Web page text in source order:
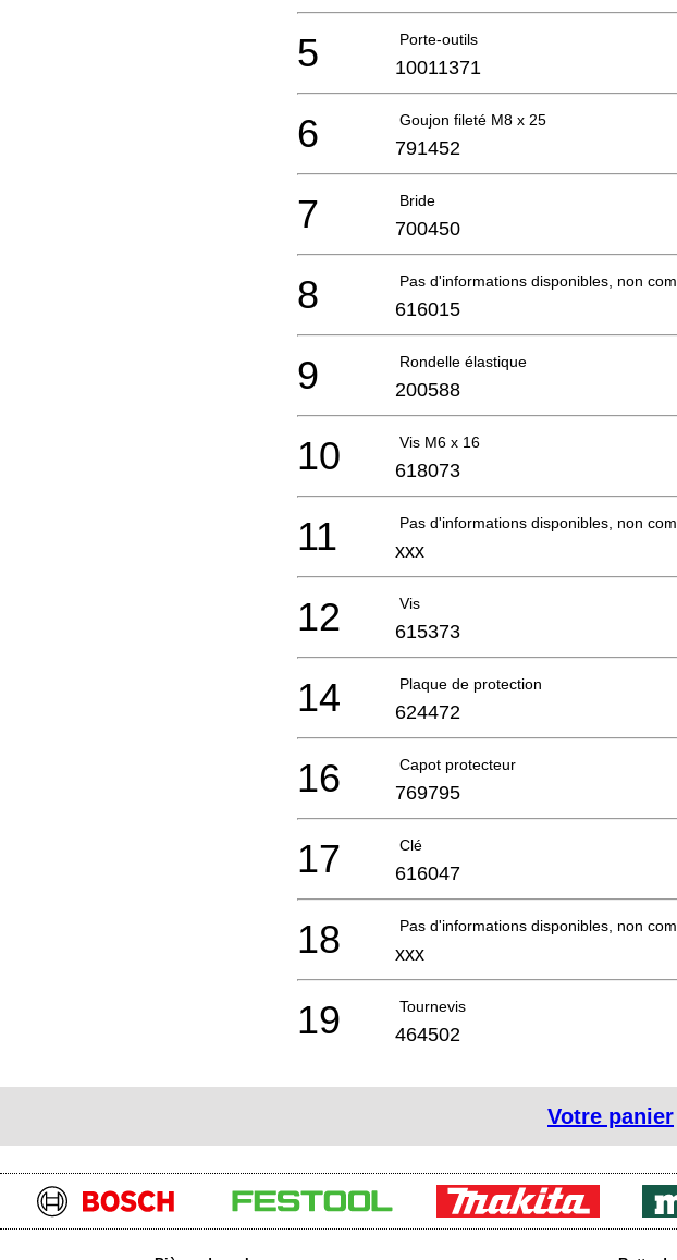
Porte-outils
5 10011371
Goujon fileté M8 x 25
6 791452
Bride
7 700450
Pas d'informations disponibles, non
8 616015
Rondelle élastique
9 200588
Vis M6 x 16
10 618073
Pas d'informations disponibles, non
11 xxx
Vis
12 615373
Plaque de protection
14 624472
Capot protecteur
16 769795
Clé
17 616047
Pas d'informations disponibles, non
18 xxx
Tournevis
19 464502
Votre panier